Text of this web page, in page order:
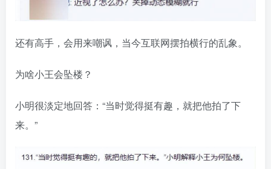
还有高手，会用来嘲讽，当今互联网摆拍横行的乱象。
为啥小王会坠楼？
小明很淡定地回答：“当时觉得挺有趣，就把他拍了下
来。”